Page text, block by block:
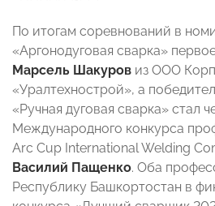
По итогам соревнований в
«Аргонодуговая сварка»
Марсель Шакуров из ООО
«Уралтехнострой», а
«Ручная дуговая сварка» стал
Международного конкурса
Arc Cup International Welding
Василий Пащенко. Оба
Республику Башкортостан в